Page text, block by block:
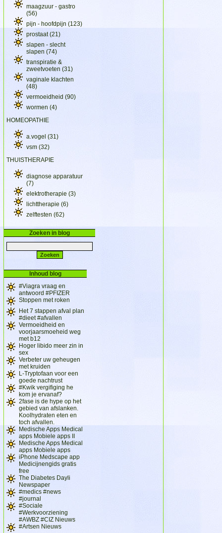
maagzuur - gastro
(56)
pijn - hoofdpijn (123)
prostaat(21)
slapen - slecht
slapen (74)
transpiratie &
zweetvoeten (31)
vaginale klachten
(48)
vermoeidheid (90)
wormen (4)
HOMEOPATHIE
a.vogel (31)
vsm (32)
THUISTHERAPIE
diagnose apparatuur
(7)
elektrotherapie (3)
lichttherapie (6)
zelftesten (62)
Zoeken in blog
Inhoud blog
#Viagra vraag en
antwoord #PFIZER
Stoppen met roken
Het 7 stappen afval plan
#dieet #afvallen
Vermoeidheid en
voorjaarsmoeheid weg
met b12
Hoger libido meer zin in
sex
Verbeter uw geheugen
met kruiden
L-Tryptofaan voor een
goede nachtrust
#Kwik vergifiging he
kom je ervanaf?
2fase is de hype op het
gebied van afslanken.
Koolhydraten eten en
toch afvallen.
Medische Apps Medical
apps Mobiele apps II
Medische Apps Medical
apps Mobiele apps
iPhone Medscape app
Medicijnengids gratis
free
The Diabetes Dayli
Newspaper
#medics #news
#journal
#Sociale
#Werkvoorziening
#AWBZ #CIZ Nieuws
#Artsen Nieuws